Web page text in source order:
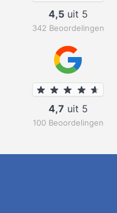
4,5uit 5
342 Beoordelingen
4,7 uit 5
100 Beoordelingen